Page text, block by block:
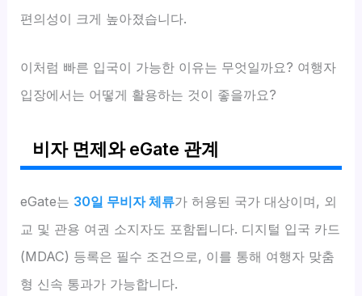
편의성이 크게 높아졌습니다.
이처럼 빠른 입국이 가능한 이유는 무엇일까요? 여행자
입장에서는 어떻게 활용하는 것이 좋을까요?
비자 면제와 eGate 관계
eGate는 30일 무비자 체류가 허용된 국가 대상이며, 외
교 및 관용 여권 소지자도 포함됩니다. 디지털 입국 카드
(MDAC) 등록은 필수 조건으로, 이를 통해 여행자 맞춤
형 신속 통과가 가능합니다.